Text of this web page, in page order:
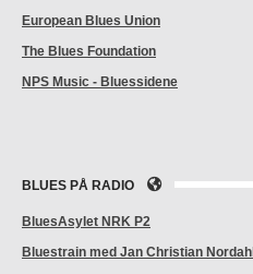
European Blues Union
The Blues Foundation
NPS Music - Bluessidene
BLUES PÅ RADIO
BluesAsylet NRK P2
Bluestrain med Jan Christian Nordahl